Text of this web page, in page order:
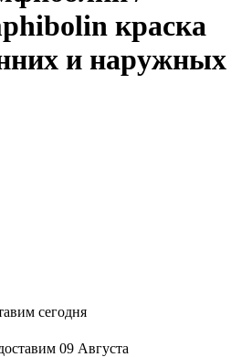
краска
и наружных
сегодня
09 Августа